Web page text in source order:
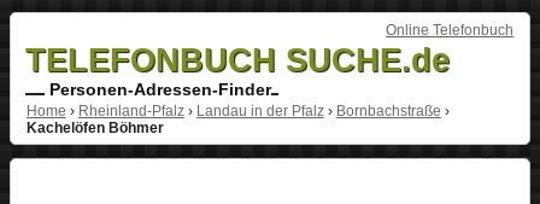
Online Telefonbuch
TELEFONBUCH SUCHE.de
Personen-Adressen-Finder
Home › Rheinland-Pfalz› Landau in der Pfalz› Bornbachstraße ›
Kachelöfen Böhmer